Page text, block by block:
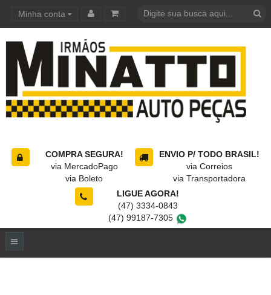
Minha conta
COMPRA SEGURA!
via MercadoPago
via Boleto
ENVIO P/ TODO BRASIL!
via Correios
via Transportadora
LIGUE AGORA!
(47) 3334-0843
(47) 99187-7305